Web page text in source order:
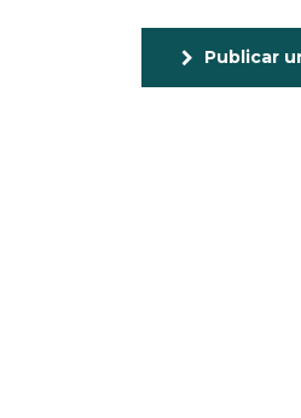
Publicar